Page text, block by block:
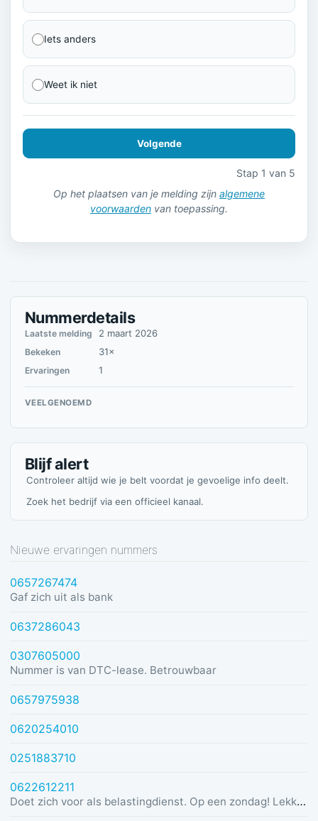
Iets anders
Weet ik niet
Volgende
Stap 1 van 5
Op het plaatsen van je melding zijn algemene
voorwaarden van toepassing.
Nummerdetails
Laatste melding 2 maart 2026
Bekeken 31×
Ervaringen 1
VEELGENOEMD
Blijf alert
Controleer altijd wie je belt voordat je gevoelige info deelt.
Zoek het bedrijf via een officieel kanaal.
Nieuwe ervaringen nummers
0657267474
Gaf zich uit als bank
0637286043
0307605000
Nummer is van DTC-lease. Betrouwbaar
0657975938
0620254010
0251883710
0622612211
Doet zich voor als belastingdienst. Op een zondag! Lekker dom